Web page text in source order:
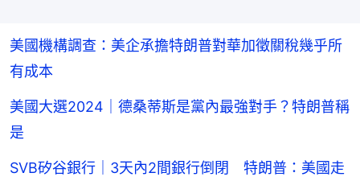
美國機構調查：美企承擔特朗普對華加徵關稅幾乎所
有成本
美國大選2024｜德桑蒂斯是黨內最強對手？特朗普稱
是
SVB矽谷銀行｜3天內2間銀行倒閉 特朗普：美國走